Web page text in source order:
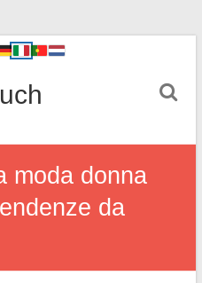
moda donna
da